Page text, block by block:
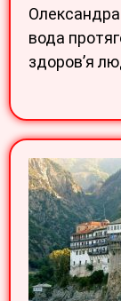
вода
здоров’я